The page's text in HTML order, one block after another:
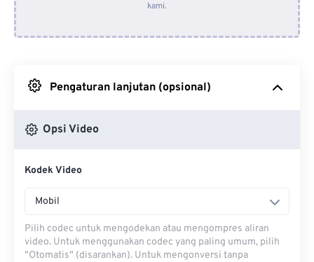
Dari Dropbox
kami.
Pengaturan lanjutan (opsional)
Opsi Video
Kodek Video
Mobil
Pilih codec untuk mengodekan atau mengompres aliran
video. Untuk menggunakan codec yang paling umum, pilih
"Otomatis" (disarankan). Untuk mengonversi tanpa